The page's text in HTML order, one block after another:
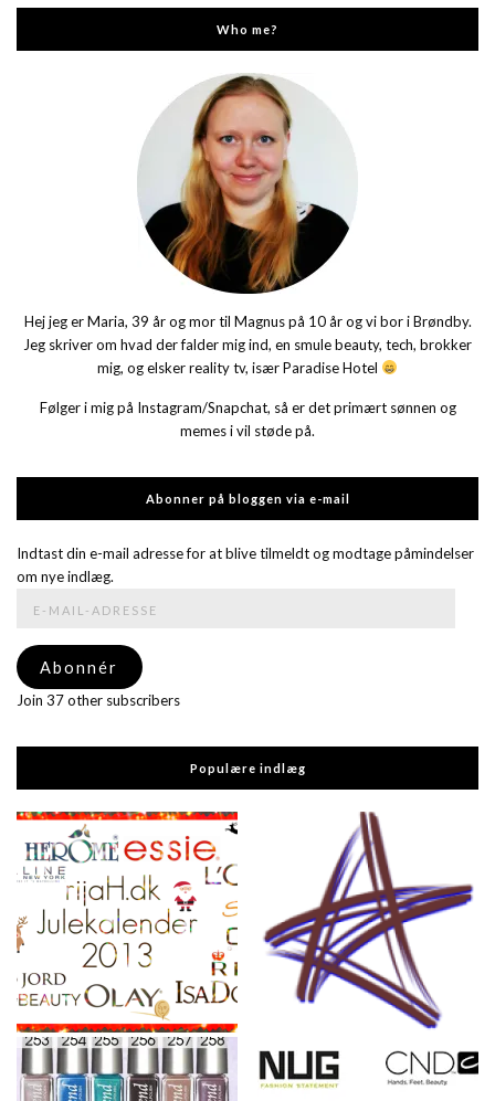
Who me?
Hej jeg er Maria, 39 år og mor til Magnus på 10 år og vi bor i Brøndby.
Jeg skriver om hvad der falder mig ind, en smule beauty, tech, brokker
mig, og elsker reality tv, især Paradise Hotel
Følger i mig på Instagram/Snapchat, så er det primært sønnen og
memes i vil støde på.
Abonner på bloggen via e-mail
Indtast din e-mail adresse for at blive tilmeldt og modtage påmindelser
om nye indlæg.
adresse
Abonnér
Join 37 other subscribers
Populære indlæg